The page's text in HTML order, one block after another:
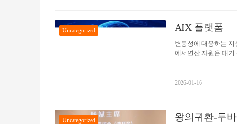
Uncategorized AIX 플랫폼
변동성에 대응하는
에서연산 자원은 대기
원 스케줄링 시스템을
2026-01-16
Uncategorized
왕의귀환-두